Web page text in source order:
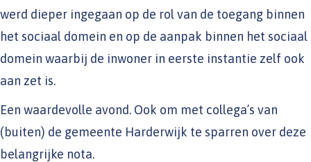
werd dieper ingegaan op de rol van de toegang binnen
het sociaal domein en op de aanpak binnen het sociaal
domein waarbij de inwoner in eerste instantie zelf ook
aan zet is.
Een waardevolle avond. Ook om met collega’s van
(buiten) de gemeente Harderwijk te sparren over deze
belangrijke nota.